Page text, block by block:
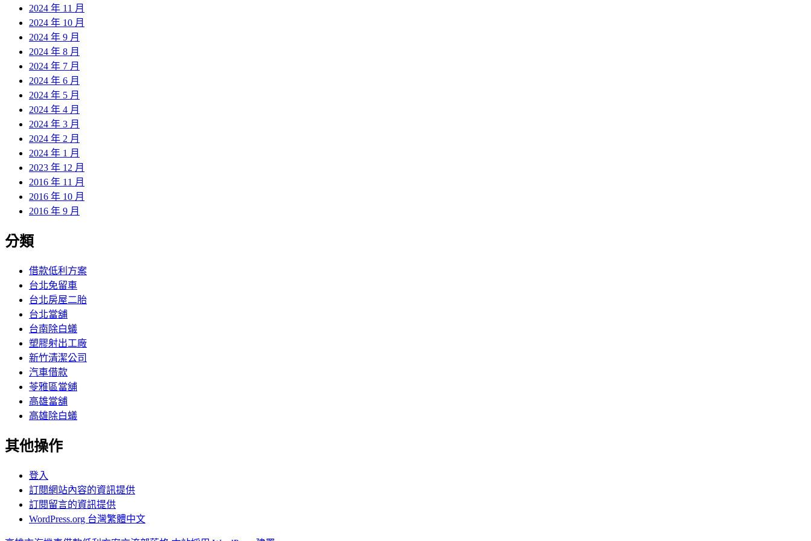
2024 年 11 月
2024 年 10 月
2024 年 9 月
2024 年 8 月
2024 年 7 月
2024 年 6 月
2024 年 5 月
2024 年 4 月
2024 年 3 月
2024 年 2 月
2024 年 1 月
2023 年 12 月
2016 年 11 月
2016 年 10 月
2016 年 9 月
分類
借款低利方案
台北免留車
台北房屋二胎
台北當舖
台南除白蟻
塑膠射出工廠
新竹清潔公司
汽車借款
苓雅區當舖
高雄當舖
高雄除白蟻
其他操作
登入
訂閱網站內容的資訊提供
訂閱留言的資訊提供
WordPress.org 台灣繁體中文